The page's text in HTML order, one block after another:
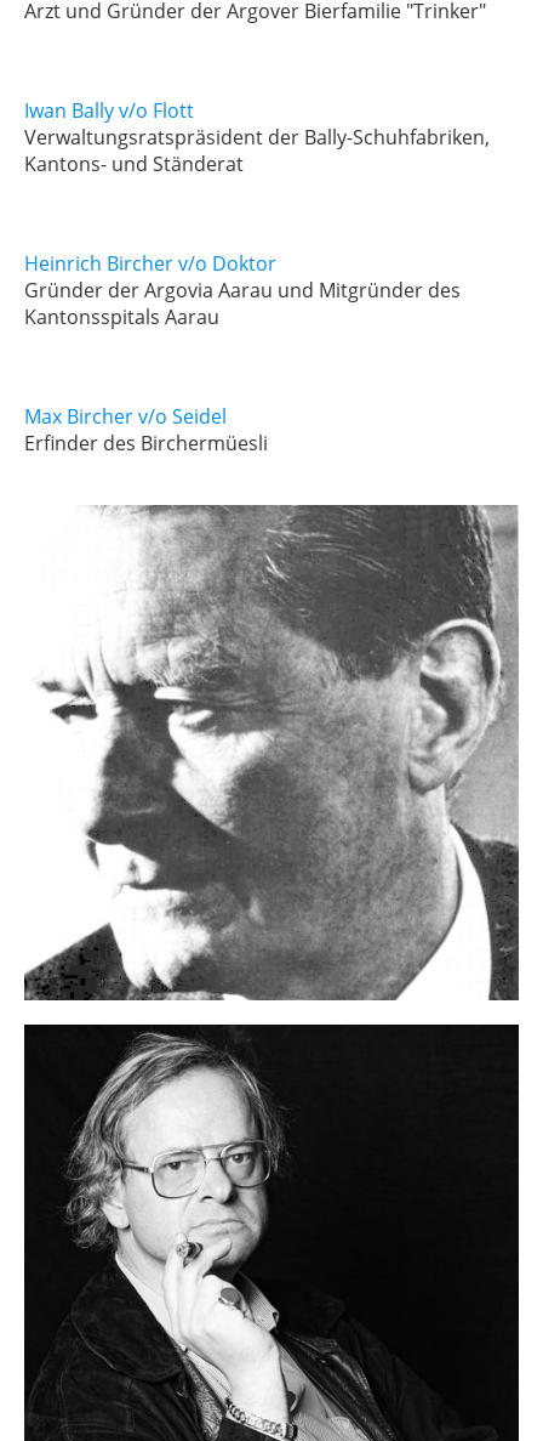
Arzt und Gründer der Argover Bierfamilie "Trinker"
Iwan Bally v/o Flott
Verwaltungsratspräsident der Bally-Schuhfabriken,
Kantons- und Ständerat
Heinrich Bircher v/o Doktor
Gründer der Argovia Aarau und Mitgründer des
Kantonsspitals Aarau
Max Bircher v/o Seidel
Erfinder des Birchermüesli